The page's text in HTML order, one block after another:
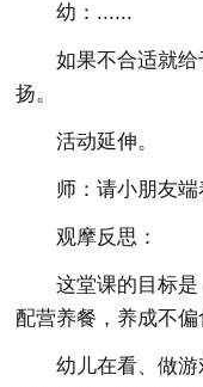
幼：......
如果不合适就
扬。
活动延伸。
师：请小朋友
观摩反思：
这堂课的目标
配营养餐，养成不偏
幼儿在看、做